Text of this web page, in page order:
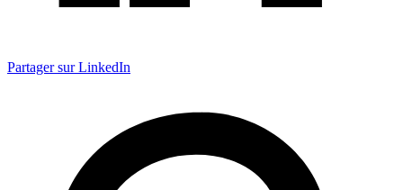
Partager sur LinkedIn